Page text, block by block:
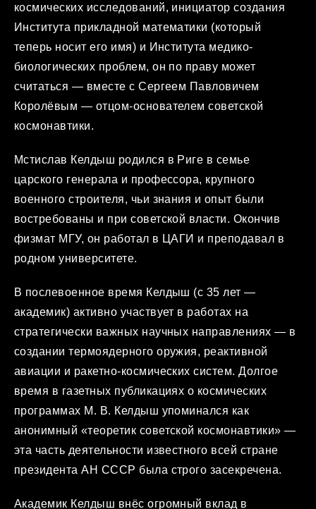
космических исследований, инициатор создания
Института прикладной математики (который
теперь носит его имя) и Института медико-
биологических проблем, он по праву может
считаться — вместе с Сергеем Павловичем
Королёвым — отцом-основателем советской
космонавтики.
Мстислав Келдыш родился в Риге в семье
царского генерала и профессора, крупного
военного строителя, чьи знания и опыт были
востребованы и при советской власти. Окончив
физмат МГУ, он работал в ЦАГИ и преподавал в
родном университете.
В послевоенное время Келдыш (с 35 лет —
академик) активно участвует в работах на
стратегически важных научных направлениях — в
создании термоядерного оружия, реактивной
авиации и ракетно-космических систем. Долгое
время в газетных публикациях о космических
программах М. В. Келдыш упоминался как
анонимный «теоретик советской космонавтики» —
эта часть деятельности известного всей стране
президента АН СССР была строго засекречена.
Академик Келдыш внёс огромный вклад в